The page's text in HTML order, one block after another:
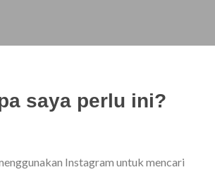
saya perlu ini?
Instagram untuk mencari